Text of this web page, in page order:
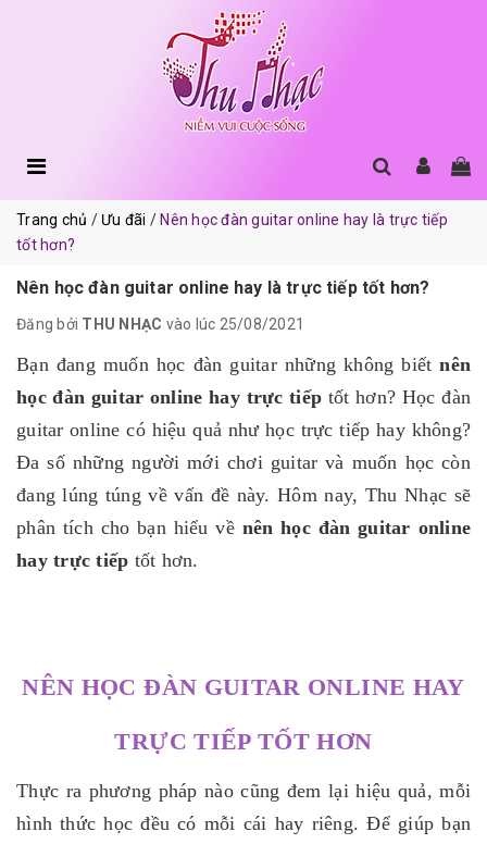
Trang chủ Ưu đãi
Nên học đàn guitar online hay là trực tiếp
tốt hơn?
Nên học đàn guitar online hay là trực tiếp tốt hơn?
Đăng bởi THU NHẠC vào lúc 25/08/2021
Bạn đang muốn học đàn guitar những không biếtnên
học đàn guitar online hay trực tiếp tốt hơn? Học đàn
guitar online có hiệu quả như học trực tiếp hay không?
Đa số những người mới chơi guitar và muốn học còn
đang lúng túng về vấn đề này. Hôm nay, Thu Nhạc sẽ
phân tích cho bạn hiểu về nên học đàn guitar online
hay trực tiếp tốt hơn.
NÊN HỌC ĐÀN GUITAR ONLINE HAY
TRỰC TIẾP TỐT HƠN
Thực ra phương pháp nào cũng đem lại hiệu quả, mỗi
hình thức học đều có mỗi cái hay riêng. Để giúp bạn